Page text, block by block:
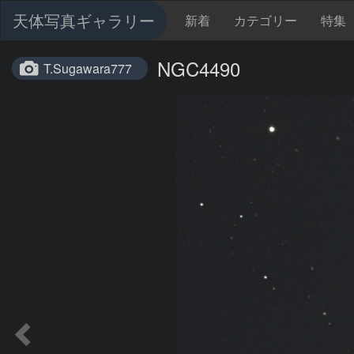
天体写真ギャラリー 新着 カテゴリー 特集
T.Sugawara777 NGC4490